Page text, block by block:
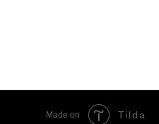
Made on Tilda